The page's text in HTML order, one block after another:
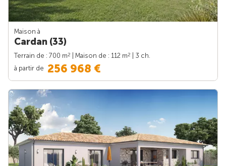
Maison à
Cardan (33)
Terrain de : 700 m2 | Maison de : 112 m2
| 3 ch.
à partir de 256 968 €